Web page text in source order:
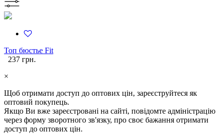
Топ бюстье Fit
237 грн.
×
Щоб отримати доступ до оптових цін, зареєструйтеся як
оптовий покупець.
Якщо Ви вже зареєстровані на сайті, повідомте адміністрацію
через форму зворотного зв'язку, про своє бажання отримати
доступ до оптових цін.